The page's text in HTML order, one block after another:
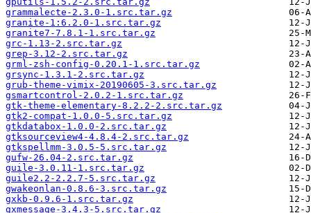
grammalecte-2.3.0-1.src.tar.gz
granite-1:6.2.0-1.src.tar.gz
granite7-7.8.1-1.src.tar.gz
grc-1.13-2.src.tar.gz
grep-3.12-2.src.tar.gz
grml-zsh-config-0.20.1-1.src.tar.gz
grsync-1.3.1-2.src.tar.gz
grub-theme-vimix-20190605-3.src.tar.gz
gsmartcontrol-2.0.2-1.src.tar.gz
gtk-theme-elementary-8.2.2-2.src.tar.gz
gtk2-compat-1.0.0-5.src.tar.gz
gtkdatabox-1.0.0-2.src.tar.gz
gtksourceview4-4.8.4-2.src.tar.gz
gtkspellmm-3.0.5-5.src.tar.gz
gufw-26.04-2.src.tar.gz
guile-3.0.11-1.src.tar.gz
guile2.2-2.2.7-5.src.tar.gz
gwakeonlan-0.8.6-3.src.tar.gz
gxkb-0.9.6-1.src.tar.gz
gxmessage-3.4.3-5.src.tar.gz